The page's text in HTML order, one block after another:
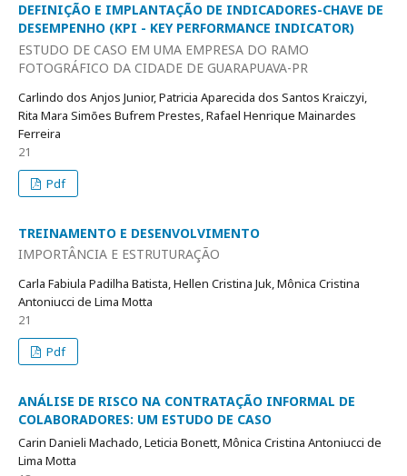
DEFINIÇÃO E IMPLANTAÇÃO DE INDICADORES-CHAVE DE
DESEMPENHO (KPI - KEY PERFORMANCE INDICATOR)
ESTUDO DE CASO EM UMA EMPRESA DO RAMO
FOTOGRÁFICO DA CIDADE DE GUARAPUAVA-PR
Carlindo dos Anjos Junior, Patricia Aparecida dos Santos Kraiczyi,
Rita Mara Simões Bufrem Prestes, Rafael Henrique Mainardes
Ferreira
21
Pdf
TREINAMENTO E DESENVOLVIMENTO
IMPORTÂNCIA E ESTRUTURAÇÃO
Carla Fabiula Padilha Batista, Hellen Cristina Juk, Mônica Cristina
Antoniucci de Lima Motta
21
Pdf
ANÁLISE DE RISCO NA CONTRATAÇÃO INFORMAL DE
COLABORADORES: UM ESTUDO DE CASO
Carin Danieli Machado, Leticia Bonett, Mônica Cristina Antoniucci de
Lima Motta